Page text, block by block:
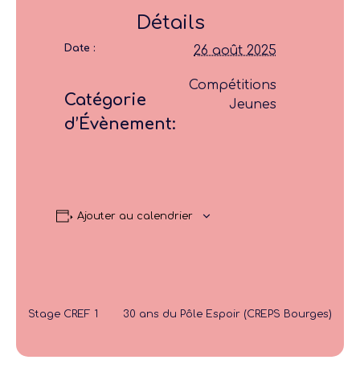
Détails
Date : 26 août 2025
Catégorie
d’Évènement:
Compétitions
Jeunes
Ajouter au calendrier
Stage CREF 1 30 ans du Pôle Espoir (CREPS Bourges)